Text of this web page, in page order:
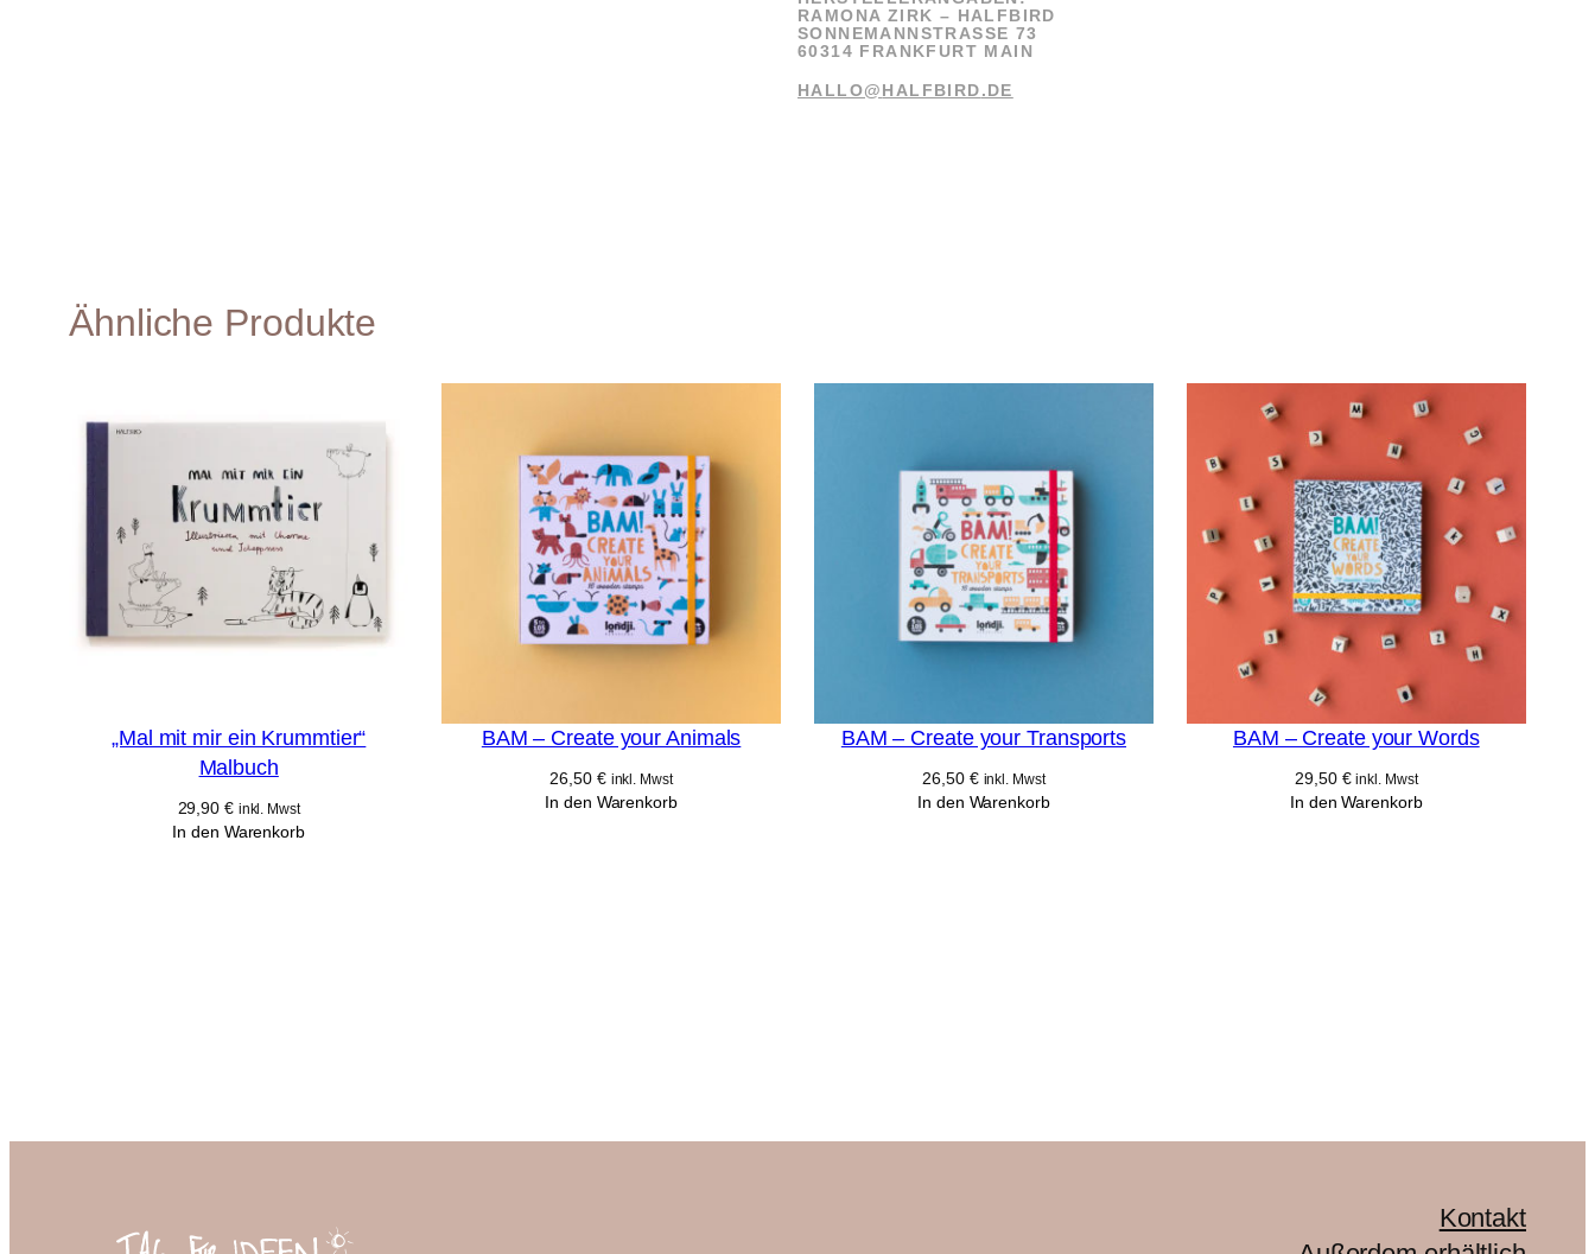
RAMONA ZIRK – HALFBIRD
SONNEMANNSTRASSE 73
60314 FRANKFURT MAIN
HALLO@HALFBIRD.DE
Ähnliche Produkte
„Mal mit mir ein Krummtier“
Malbuch
29,90 € inkl. Mwst
In den Warenkorb
BAM – Create your Animals
26,50 € inkl. Mwst
In den Warenkorb
BAM – Create your Transports
26,50 € inkl. Mwst
In den Warenkorb
BAM – Create your Words
29,50 € inkl. Mwst
In den Warenkorb
Kontakt